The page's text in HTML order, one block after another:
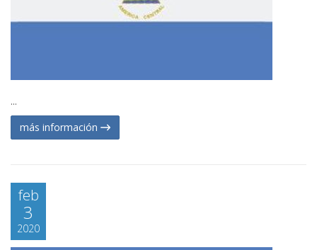
...
más información
feb
3
2020